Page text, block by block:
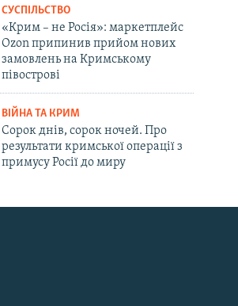
СУСПІЛЬСТВО
«Крим – не Росія»: маркетплейс
Ozon припинив прийом нових
замовлень на Кримському
півострові
ВІЙНА ТА КРИМ
Сорок днів, сорок ночей. Про
результати кримської операції з
примусу Росії до миру